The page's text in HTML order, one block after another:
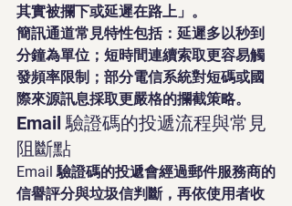
其實被攔下或延遲在路上」。
簡訊通道常見特性包括：延遲多以秒到
分鐘為單位；短時間連續索取更容易觸
發頻率限制；部分電信系統對短碼或國
際來源訊息採取更嚴格的攔截策略。
Email 驗證碼的投遞流程與常見
阻斷點
Email 驗證碼的投遞會經過郵件服務商的
信譽評分與垃圾信判斷，再依使用者收